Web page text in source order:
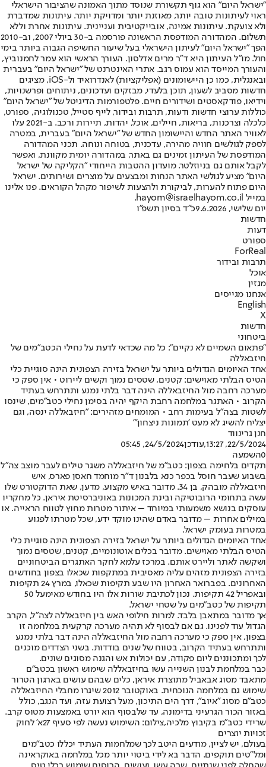
"ישראל היום" הוא גוף תקשורת שנוסד מתוך האמונה שהציבור הישראלי
ראוי לעיתונות טובה יותר, מאוזנת יותר ומדויקת יותר. עיתונות שמדברת
ולא צועקת. עיתונות אמינה, אובייקטיבית ועניינית. עיתונות אחרת וללא
תשלום. המהדורה המודפסת הראשונה פורסמה ב-30 ביולי 2007, וב-2010
הפך "ישראל היום" לעיתון הישראלי בעל שיעור החשיפה הגבוה ביותר בימי
חול. מו"ל העיתון היא ד"ר מרים אדלסון. העורך הראשי הוא עמר לחמנוביץ,
והעורך המייסד הוא עמוס רגב. אתרי האינטרנט של "ישראל היום" בעברית
ובאנגלית, כמו כן היישומונים (אפליקציות) לאנדרואיד ול-iOS, מציגים
חדשות מסביב לשעון, תוכן בלעדי, מבזקים ועדכונים, ניתוחים ופרשנויות,
וידיאו, פודקאסטים ושידורים חיים. פלטפורמות הדיגיטל של "ישראל היום"
כוללות ערוצי חדשות ודעות, תרבות ובידור, לייף סטייל, טכנולוגיה, ספורט,
כלכלה וצרכנות, בריאות, חיילים, אוכל, יהדות, תיירות ורכב. ב-2021 עלו
לאוויר האתר החדש והיישומון החדש של "ישראל היום" בעברית, במטרה
לספק לגולשים חוויה מהירה, עדכנית, בטוחה ונוחה. תכני המהדורה
המודפסת של העיתון זמינים גם באתר, במהדורה יומית מקוונת, ואפשר
לקבל אותם גם בניוזלטר. מועדון ההטבות הייחודי "הקליקה של ישראל
היום" מציע לגולשי האתר הנחות ומבצעים על מוצרים ושירותים. ישראל
היום פתוח להערות, לביקורת ולהצעות לשיפור מקהל הקוראים. פנו אלינו
במייל hayom@israelhayom.co.il.
יום שלישי, 9.6.2026
כ"ד בסיון תשפ"ו
חדשות
דעות
ספורט
ForReal
תרבות ובידור
אוכל
מגזין
אנחנו מגייסים
English
X
חדשות
ביטחוני
״פתאום השמיים לא נקיים״: כל מה שכדאי לדעת על נחילי הכטב״מים של
חיזבאללה
אחד האיומים הגדולים ביותר על ישראל בזירה הצפונית הינה סוגיית כלי
הטיס הבלתי מאוישים: קטנים, שטסים נמוך וקשים ליירוט • אין ספק כי
מערכה רחבה מול החיזבאללה הינה דבר בלתי נמנע ותתרחש בעתיד
הקרוב • האתגר במלחמה רחבת היקף יהיה בסימן נחילי כטב"מים, שינסו
לשטות בצה"ל בעימות רחב • המומחים מזהירים: "חיזבאללה ינסה, וגם
יצליח להשיג לא מעט 'תמונות ניצחון'"
חנן גרינווד
22/5/2024, 13:27
,עודכן24/5/2024, 05:45
0השמעה
תקדים בלחימה בצפון: כטב"מ של חיזבאללה משגר טילים לעבר מוצב צה"ל
בשבוע שעבר חוסל בכפר כנא בלבנון ד"ר מוחמד חאסן פארס, איש
חיזבאללה מובהק, בן 34. מדובר באיש מקצוע, מדען, שאת הדוקטורט שלו
עשה בתחומי הרובוטיקה ובינת המכונות באוניברסיטת איראן. כל מחקריו
עוסקים בנושא משמעותי במיוחד – איתור מטרות מחוץ לטווח הראייה. או
במילים אחרות – מדובר באדם שהינו מוקד ידע, שכל מטרתו לפגוע
במטרות בעומק ישראל.
אחד האיומים הגדולים ביותר על ישראל בזירה הצפונית הינה סוגיית כלי
הטיס הבלתי מאוישים. מדובר בכלים אוטונומיים, קטנים, שטסים נמוך
ושקשה לאתר וליירט אותם. במרכז עלמא לחקר האתגרים הביטחוניים
בזירה הצפונית מזהים עליה מאסיבית במתקפות שכאלו בצפון בחודשים
האחרונים. בפברואר האחרון היו שבע תקיפות שכאלו, במרץ 24 תקיפות
ובאפריל 42 תקיפות. נכון לכתיבת שורות אלו היו בחודש מאי
מעל 50
תקיפות של כטב"מים על שטחי ישראל.
אך מדובר במתאבן בלבד. למרות חילופי האש בין חיזבאללה לצה"ל, הקרב
הגדול עוד לפנינו. גם אם לבסוף לא תהיה מערכה קרקעית במלחמה זו
בצפון, אין ספק כי מערכה רחבה מול החיזבאללה הינה דבר בלתי נמנע
ותתרחש בעתיד הקרוב, בטווח של שנים בודדות. בשני הצדדים מוכנים
לכך ומתכוננים ליום פקודה, עם יכולות אש והגנה מסוגים שונים.
כבר במלחמת לבנון השנייה עשו בחיזבאללה שימוש ראשון בכטב"ם
מתאבד מסוג אבאביל מתוצרת איראן, כלים שבהם עושים בארגון הטרור
שימוש גם במלחמה הנוכחית. באוקטובר 2012 שיגרו מחבלי החיזבאללה
כטב"ם מסוג "איוב", דרך הים התיכון, מעל רצועת עזה, ועד הנגב, כולל
באזור הכור הגרעיני בדימונה, עד שלבסוף הוא יורט באמצעות מטוס קרב.
שרידי כטב"מ בקיבוץ מלכיה,צילום: השימוש נעשה לפי סעיף 27א' לחוק
זכויות יוצרים
בעולם, יש לציין, מודעים היטב לכך שמלחמות העתיד יכללו כטב"מים
ומל"טים תוקפים. הדבר בא לידי ביטוי יותר מכל במלחמה באוקראינה